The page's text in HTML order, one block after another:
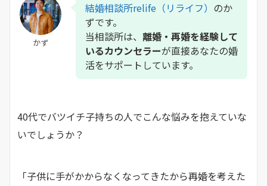
かず
結婚相談所relife（リライフ） のか
ずです。
当相談所は、 離婚・再婚を経験して
いるカウンセラーが直接あなたの婚
活をサポートしています。
40代でバツイチ子持ちの人でこんな悩みを抱えていな
いでしょうか？
「子供に手がかからなくなってきたから再婚を考えた